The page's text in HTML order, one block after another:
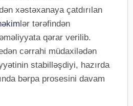
xəstəxanaya çatdırılan
lər tərəfindən
qərar verilib.
cərrahi müdaxilədən
stabilləşdiyi, hazırda
bərpa prosesini davam